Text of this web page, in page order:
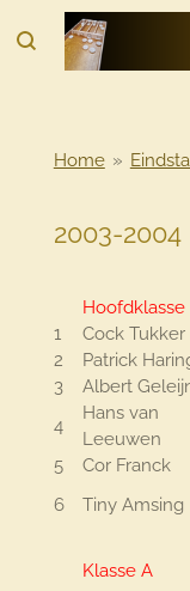
direct
Home »
2003-2004
Hoofdklasse
1
Cock Tukker
2
Patrick
3
Albert
4
Hans van
Leeuwen
5
Cor Franck
6
Tiny Amsing
Klasse A